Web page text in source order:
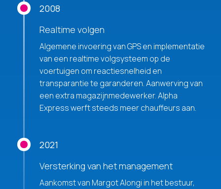
2008
Realtime volgen
Algemene invoering van GPS en implementatie
van een realtime volgsysteem op de
voertuigen om reactiesnelheid en
transparantie te garanderen. Aanwerving van
een extra magazijnmedewerker. Alpha
Express werft steeds meer chauffeurs aan.
2021
Versterking van het management
Aankomst van Margot Alongi in het bestuur,